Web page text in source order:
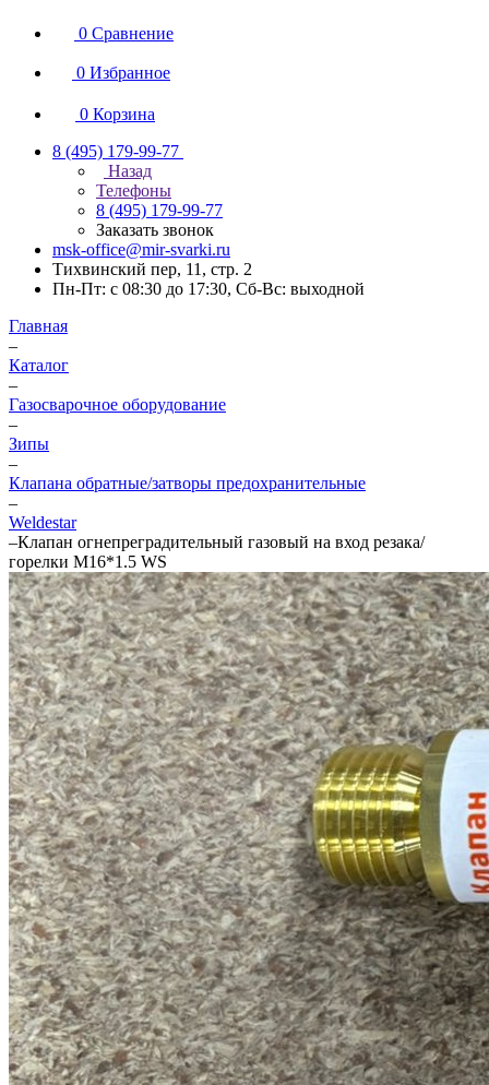
0 Сравнение
0 Избранное
0 Корзина
8 (495) 179-99-77
Назад
Телефоны
8 (495) 179-99-77
Заказать звонок
msk-office@mir-svarki.ru
Тихвинский пер, 11, стр. 2
Пн-Пт: с 08:30 до 17:30, Сб-Вс: выходной
Главная
–
Каталог
–
Газосварочное оборудование
–
Зипы
–
Клапана обратные/затворы предохранительные
–
Weldestar
–Клапан огнепреградительный газовый на вход резака/
горелки M16*1.5 WS